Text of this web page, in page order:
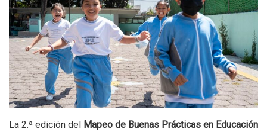
La 2.ª edición del Mapeo de Buenas Prácticas en Educación